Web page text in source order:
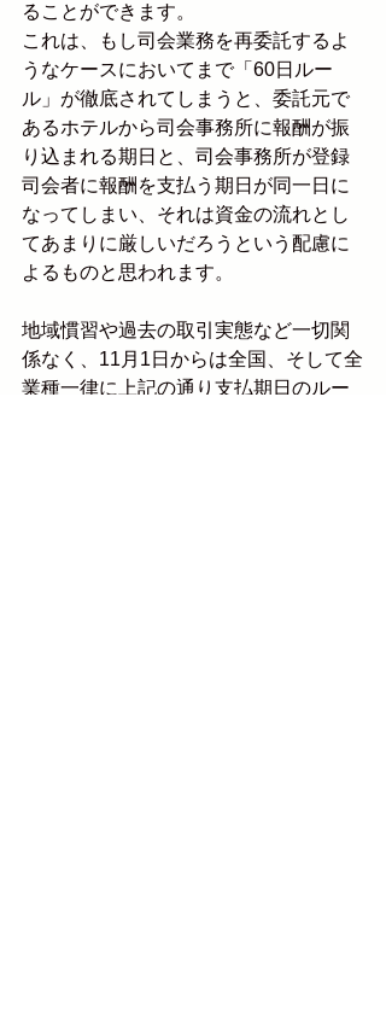
ることができます。
これは、もし司会業務を再委託するよ
うなケースにおいてまで「60日ルー
ル」が徹底されてしまうと、委託元で
あるホテルから司会事務所に報酬が振
り込まれる期日と、司会事務所が登録
司会者に報酬を支払う期日が同一日に
なってしまい、それは資金の流れとし
てあまりに厳しいだろうという配慮に
よるものと思われます。
地域慣習や過去の取引実態など一切関
係なく、11月1日からは全国、そして全
業種一律に上記の通り支払期日のルー